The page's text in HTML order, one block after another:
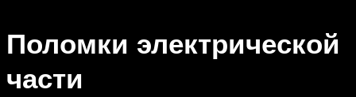
Поломки электрической
части